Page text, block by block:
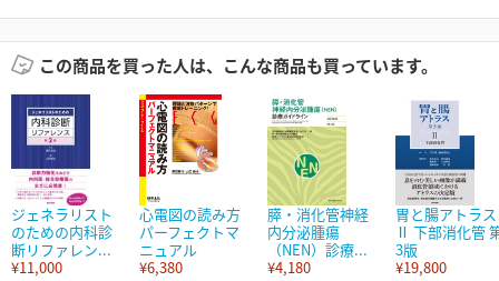
この商品を買った人は、こんな商品も買っています。
ジェネラリスト
のための内科診
断リファレン...
¥11,000
心電図の読み方
パーフェクトマ
ニュアル
¥6,380
膵・消化管神経
内分泌腫瘍
（NEN）診療...
¥4,180
胃と腸アトラス
Ⅱ 下部消化管
3版
¥19,800